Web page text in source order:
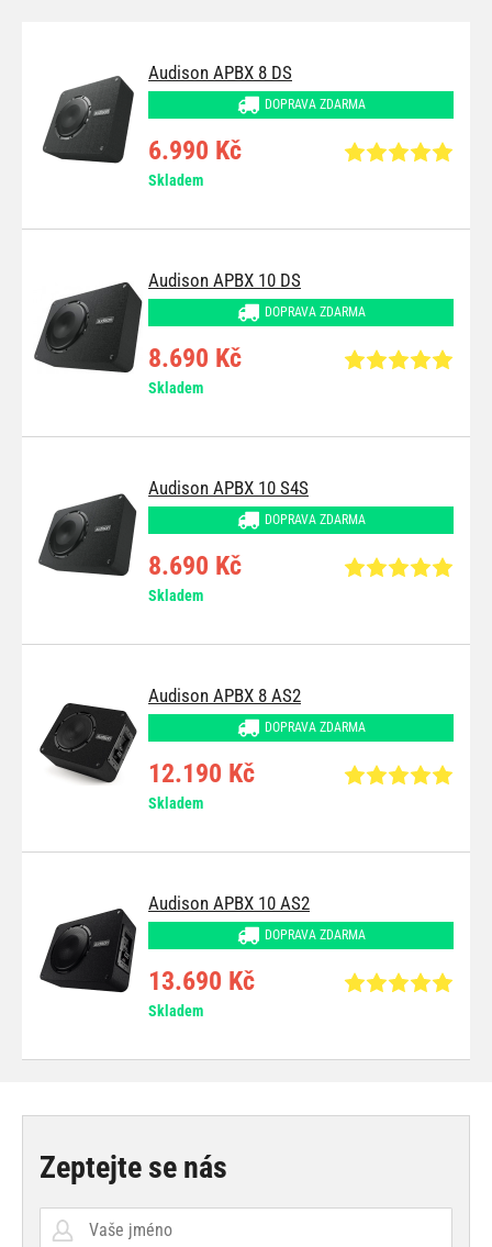
Audison APBX 8 DS
DOPRAVA ZDARMA
6.990 Kč
Skladem
Audison APBX 10 DS
DOPRAVA ZDARMA
8.690 Kč
Skladem
Audison APBX 10 S4S
DOPRAVA ZDARMA
8.690 Kč
Skladem
Audison APBX 8 AS2
DOPRAVA ZDARMA
12.190 Kč
Skladem
Audison APBX 10 AS2
DOPRAVA ZDARMA
13.690 Kč
Skladem
Zeptejte se nás